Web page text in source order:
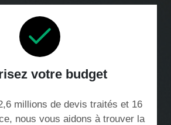
votre budget
millions de devis traités et 16
nous vous aidons à trouver la